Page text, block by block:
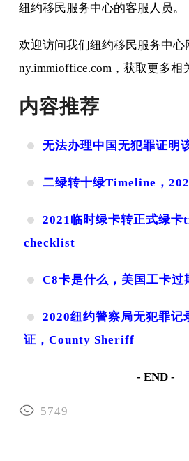
纽约移民服务中心的客服人员。
欢迎访问我们纽约移民服务中心
ny.immioffice.com，获取更多相
内容推荐
无法办理中国无犯罪证明
二绿转十绿Timeline，
2021临时绿卡转正式绿
checklist
C8卡是什么，美国工卡过
2020纽约警察局无犯罪记
证，County Sheriff
- END -
5749